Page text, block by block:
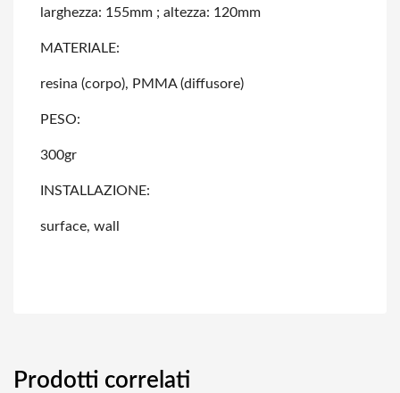
larghezza: 155mm ; altezza: 120mm
MATERIALE:
resina (corpo), PMMA (diffusore)
PESO:
300gr
INSTALLAZIONE:
surface, wall
Prodotti correlati